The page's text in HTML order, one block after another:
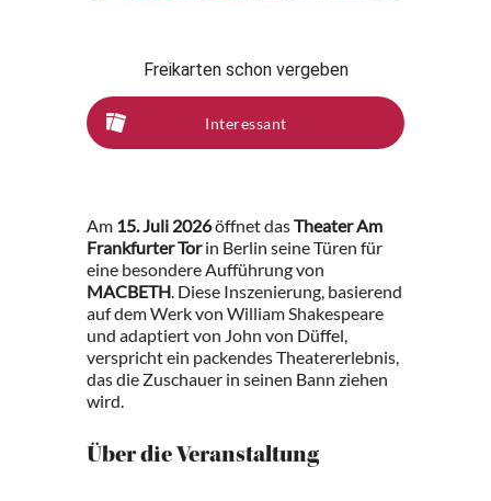
Freikarten schon vergeben
Interessant
Am 15. Juli 2026öffnet dasTheater Am
Frankfurter Torin Berlin seine Türen für
eine besondere Aufführung von
MACBETH. Diese Inszenierung, basierend
auf dem Werk von William Shakespeare
und adaptiert von John von Düffel,
verspricht ein packendes Theatererlebnis,
das die Zuschauer in seinen Bann ziehen
wird.
Über die Veranstaltung